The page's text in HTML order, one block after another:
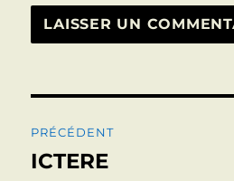
de
PRÉCÉDENT
Publication
ICTERE